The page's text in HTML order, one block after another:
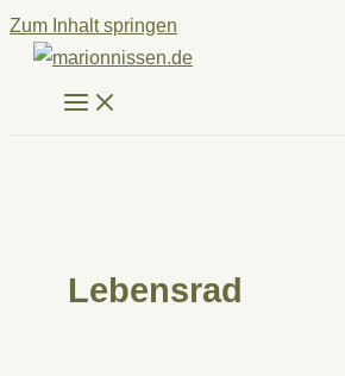
Zum Inhalt springen
Lebensrad